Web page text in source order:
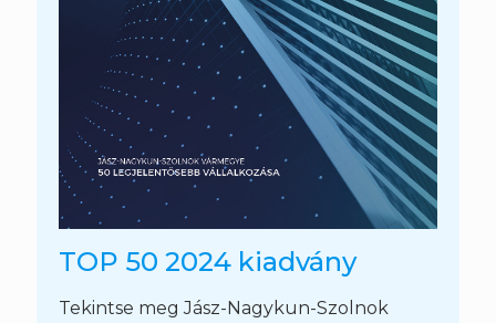
TOP 50 2024 kiadvány
Tekintse meg Jász-Nagykun-Szolnok